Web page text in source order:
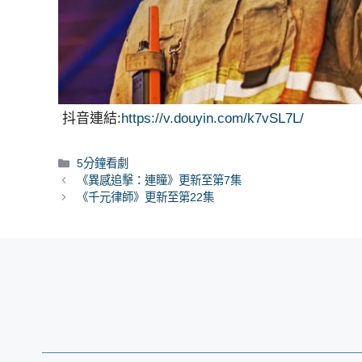
抖音連結:https://v.douyin.com/k7vSL7L/
分
類
5分鐘看劇
《異感追擊：連瞳》更新至第7集
《千元律師》更新至第22集